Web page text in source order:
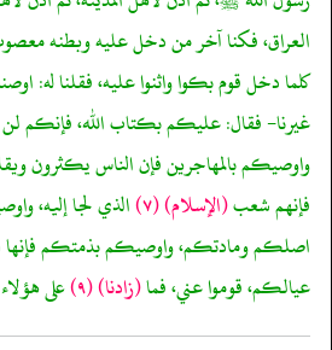
العراق، فكنا آخر من دخل عليه وبطنه
كلما دخل قوم بكوا واثنوا عليه، فقلنا له:
غيرنا- فقال: عليكم بكتاب الله، فإنكم لن
واوصيكم بالمهاجرين فإن الناس يكثرون
فإنهم شعب(الإسلام)(٧)
الذي لجا إليه،
اصلكم ومادتكم، واوصيكم بذمتكم
عيالكم، قوموا عني، فما(زادنا)(٩) على